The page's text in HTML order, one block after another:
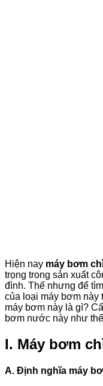
Hiện nay máy bơm
trọng trong sản xuất
đình. Thế nhưng để
của loại máy bơm này
máy bơm này là gì?
bơm nước này như
I. Máy bơm
A. Định nghĩa máy